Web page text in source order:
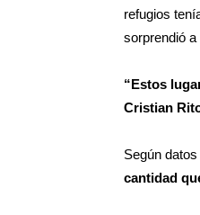
refugios
sorprendió
“Estos
Cristian
Según
cantidad